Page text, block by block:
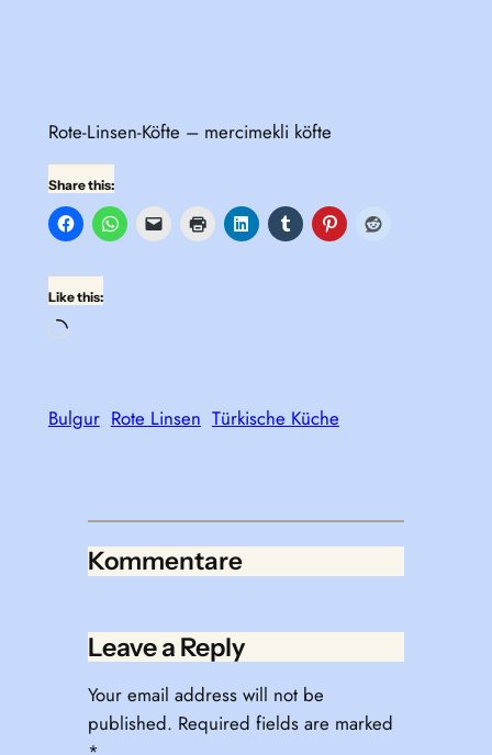
Rote-Linsen-Köfte – mercimekli köfte
Share this:
Like this:
Loading…
Bulgur Rote Linsen Türkische Küche
Kommentare
Leave a Reply
Your email address will not be
published. Required fields are marked